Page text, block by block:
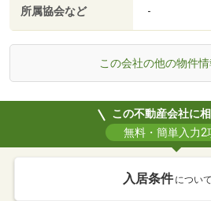
所属協会など -
この会社の他の物件
この不動産会社に
無料・簡単入力2
入居条件 につい